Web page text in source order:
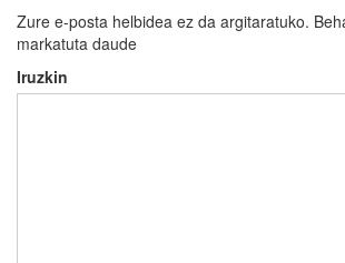
Zure e-posta helbidea ez da argitaratuko.
markatuta daude
Iruzkin